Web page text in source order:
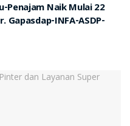
Penajam Naik Mulai 22
Gapasdap-INFA-ASDP-